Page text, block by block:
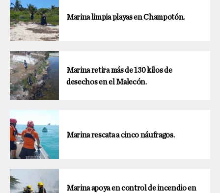
Marina limpia playas en Champotón.
Marina retira más de 130 kilos de
desechos en el Malecón.
Marina rescata a cinco náufragos.
Marina apoya en control de incendio en